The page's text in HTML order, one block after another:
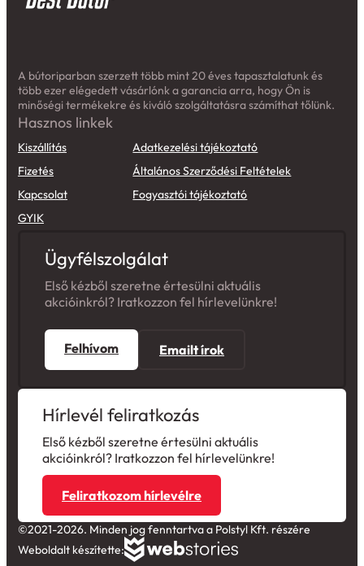
A bútoriparban szerzett több mint 20 éves tapasztalatunk és
több ezer elégedett vásárlónk a garancia arra, hogy Ön is
minőségi termékekre és kiváló szolgáltatásra számíthat tőlünk.
Hasznos linkek
Kiszállítás
Fizetés
Kapcsolat
GYIK
Adatkezelési tájékoztató
Általános Szerződési Feltételek
Fogyasztói tájékoztató
Ügyfélszolgálat
Első kézből szeretne értesülni aktuális
akcióinkról? Iratkozzon fel hírlevelünkre!
Felhívom Emailt írok
Hírlevél feliratkozás
Első kézből szeretne értesülni aktuális
akcióinkról? Iratkozzon fel hírlevelünkre!
Feliratkozom hírlevélre
©2021-2026. Minden jog fenntartva a Polstyl Kft. részére
Weboldalt készítette: